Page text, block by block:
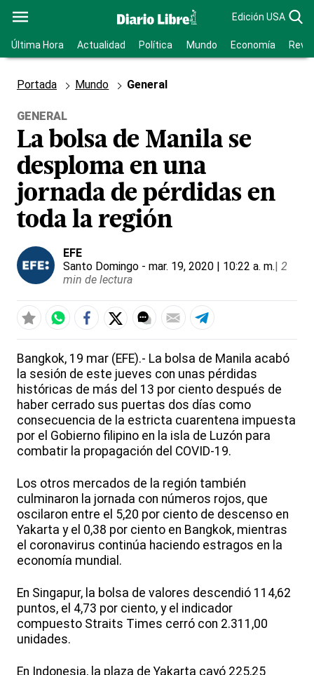
Edición USA
Última Hora Actualidad Política Mundo Economía
Portada Mundo General
GENERAL
La bolsa de Manila se
desploma en una
jornada de pérdidas en
toda la región
EFE
Santo Domingo - mar. 19, 2020 | 10:22 a. m.| 2
min de lectura
Bangkok, 19 mar (EFE).- La bolsa de Manila acabó
la sesión de este jueves con unas pérdidas
históricas de más del 13 por ciento después de
haber cerrado sus puertas dos días como
consecuencia de la estricta cuarentena impuesta
por el Gobierno filipino en la isla de Luzón para
combatir la propagación del COVID-19.
Los otros mercados de la región también
culminaron la jornada con números rojos, que
oscilaron entre el 5,20 por ciento de descenso en
Yakarta y el 0,38 por ciento en Bangkok, mientras
el coronavirus continúa haciendo estragos en la
economía mundial.
En Singapur, la bolsa de valores descendió 114,62
puntos, el 4,73 por ciento, y el indicador
compuesto Straits Times cerró con 2.311,00
unidades.
En Indonesia, la plaza de Yakarta cayó 225,25